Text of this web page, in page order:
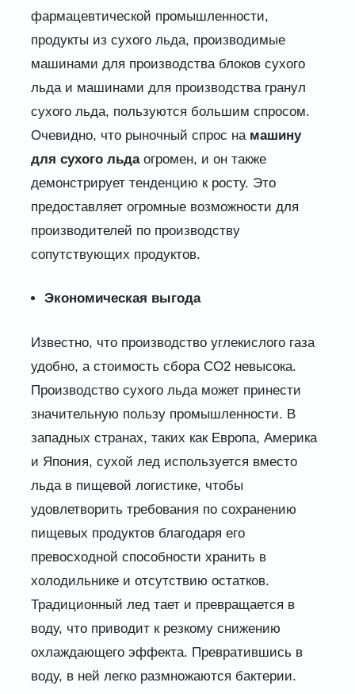
фармацевтической промышленности,
продукты из сухого льда, производимые
машинами для производства блоков сухого
льда и машинами для производства гранул
сухого льда, пользуются большим спросом.
Очевидно, что рыночный спрос на машину
для сухого льдаогромен, и он также
демонстрирует тенденцию к росту. Это
предоставляет огромные возможности для
производителей по производству
сопутствующих продуктов.
Экономическая выгода
Известно, что производство углекислого газа
удобно, а стоимость сбора CO2 невысока.
Производство сухого льда может принести
значительную пользу промышленности. В
западных странах, таких как Европа, Америка
и Япония, сухой лед используется вместо
льда в пищевой логистике, чтобы
удовлетворить требования по сохранению
пищевых продуктов благодаря его
превосходной способности хранить в
холодильнике и отсутствию остатков.
Традиционный лед тает и превращается в
воду, что приводит к резкому снижению
охлаждающего эффекта. Превратившись в
воду, в ней легко размножаются бактерии.